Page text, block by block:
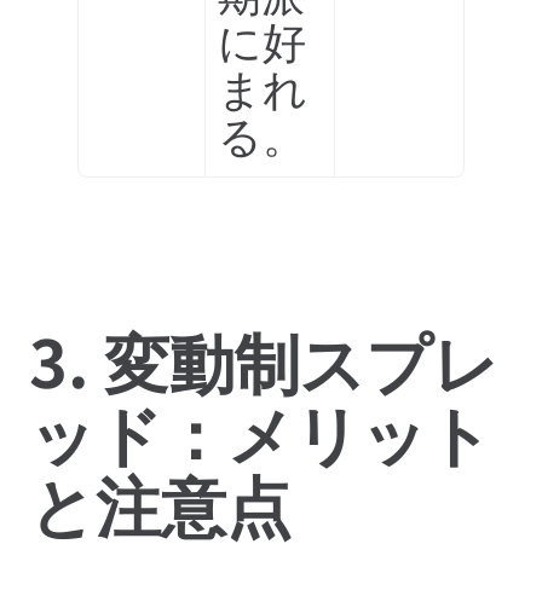
に好
まれ
る。
3. 変動制スプレ
ッド：メリット
と注意点